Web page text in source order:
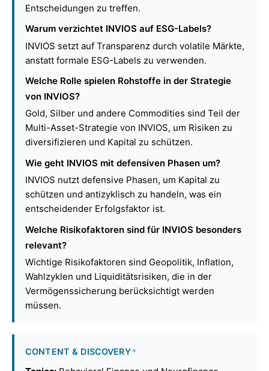
Entscheidungen zu treffen.
Warum verzichtet INVIOS auf ESG-Labels?
INVIOS setzt auf Transparenz durch volatile Märkte,
anstatt formale ESG-Labels zu verwenden.
Welche Rolle spielen Rohstoffe in der Strategie
von INVIOS?
Gold, Silber und andere Commodities sind Teil der
Multi-Asset-Strategie von INVIOS, um Risiken zu
diversifizieren und Kapital zu schützen.
Wie geht INVIOS mit defensiven Phasen um?
INVIOS nutzt defensive Phasen, um Kapital zu
schützen und antizyklisch zu handeln, was ein
entscheidender Erfolgsfaktor ist.
Welche Risikofaktoren sind für INVIOS besonders
relevant?
Wichtige Risikofaktoren sind Geopolitik, Inflation,
Wahlzyklen und Liquiditätsrisiken, die in der
Vermögenssicherung berücksichtigt werden
müssen.
CONTENT & DISCOVERY *